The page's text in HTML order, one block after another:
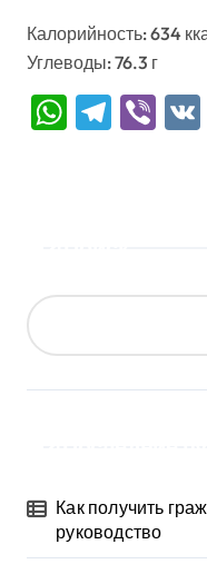
Калорийность: 634
Углеводы: 76.3 г
Как получить
руководство